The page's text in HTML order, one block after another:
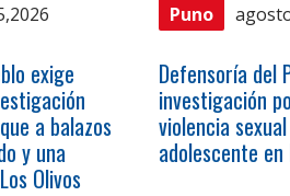
exige
a balazos
y una
Olivos
Puno
Defensoría del
investigación
violencia
adolescente en